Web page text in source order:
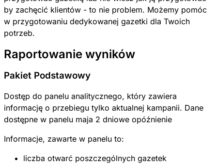
by zachęcić klientów - to nie problem. Możemy pomóc
w przygotowaniu dedykowanej gazetki dla Twoich
potrzeb.
Raportowanie wyników
Pakiet Podstawowy
Dostęp do panelu analitycznego, który zawiera
informację o przebiegu tylko aktualnej kampanii. Dane
dostępne w panelu maja 2 dniowe opóźnienie
Informacje, zawarte w panelu to:
liczba otwarć poszczególnych gazetek